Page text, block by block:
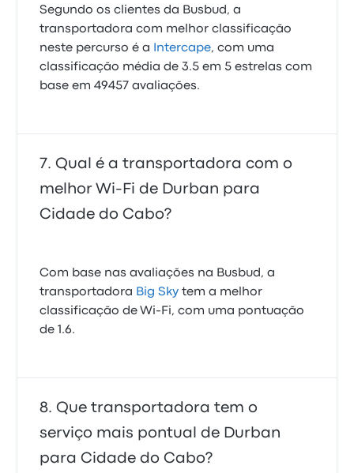
Segundo os clientes da Busbud, a
transportadora com melhor classificação
neste percurso é a
Intercape, com uma
classificação média de 3.5 em 5 estrelas com
base em 49457 avaliações.
Qual é a transportadora com o
melhor Wi-Fi de Durban para
Cidade do Cabo?
Com base nas avaliações na Busbud, a
transportadora Big Sky tem a melhor
classificação de Wi‑Fi, com uma pontuação
de 1.6.
Que transportadora tem o
serviço mais pontual de Durban
para Cidade do Cabo?